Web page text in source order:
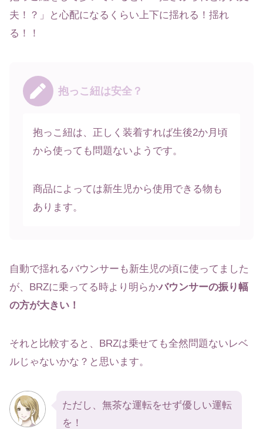
夫！？」と心配になるくらい上下に揺れる！揺れ
る！！
抱っこ紐は安全？
抱っこ紐は、正しく装着すれば生後2か月頃
から使っても問題ないようです。
商品によっては新生児から使用できる物も
あります。
自動で揺れるバウンサーも新生児の頃に使ってました
が、BRZに乗ってる時より明らかバウンサーの振り幅
の方が大きい！
それと比較すると、BRZは乗せても全然問題ないレベ
ルじゃないかな？と思います。
ただし、無茶な運転をせず優しい運転
を！